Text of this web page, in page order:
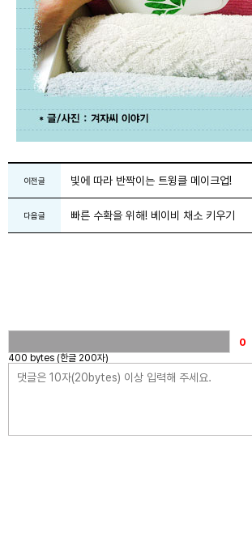
이전글 빛에 따라 반짝이는 트윙클 메이크업!
다음글 빠른 수확을 위해! 베이비 채소 키우기
400 bytes (한글 200자)